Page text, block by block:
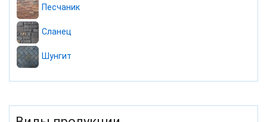
Песчаник
Сланец
Шунгит